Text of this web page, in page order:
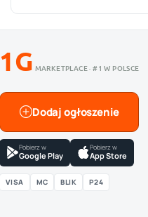
1G MARKETPLACE · #1 W POLSCE
Dodaj ogłoszenie
Pobierz w
Google Play
Pobierz w
App Store
VISA MC BLIK P24